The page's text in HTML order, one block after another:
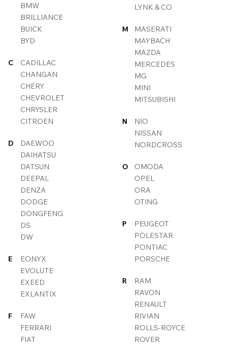
BMW
BRILLIANCE
BUICK
BYD
C
CADILLAC
CHANGAN
CHERY
CHEVROLET
CHRYSLER
CITROEN
D
DAEWOO
DAIHATSU
DATSUN
DEEPAL
DENZA
DODGE
DONGFENG
DS
DW
E
EONYX
EVOLUTE
EXEED
EXLANTIX
F
FAW
FERRARI
FIAT
LYNK & CO
M
MASERATI
MAYBACH
MAZDA
MERCEDES
MG
MINI
MITSUBISHI
N
NIO
NISSAN
NORDCROSS
O
OMODA
OPEL
ORA
OTING
P
PEUGEOT
POLESTAR
PONTIAC
PORSCHE
R
RAM
RAVON
RENAULT
RIVIAN
ROLLS-ROYCE
ROVER